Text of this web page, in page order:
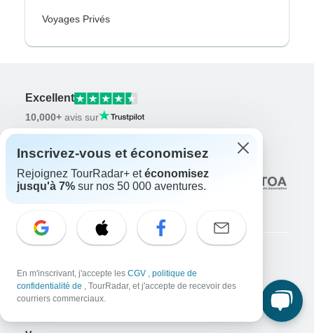
Voyages Privés
Excellent
10,000+ avis sur
En lien avec
Entreprise
À propos de nous
Inscrivez-vous et économisez
Rejoignez TourRadar+ etéconomisez
jusqu'à 7% sur nos 50 000 aventures.
En m'inscrivant, j'accepte les CGV , politique de
confidentialité de , TourRadar, et j'accepte de recevoir des
courriers commerciaux.